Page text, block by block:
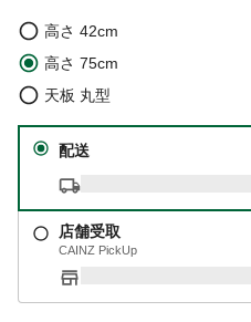
高さ 42cm
高さ 75cm
天板 丸型
配送
店舗受取
CAINZ PickUp